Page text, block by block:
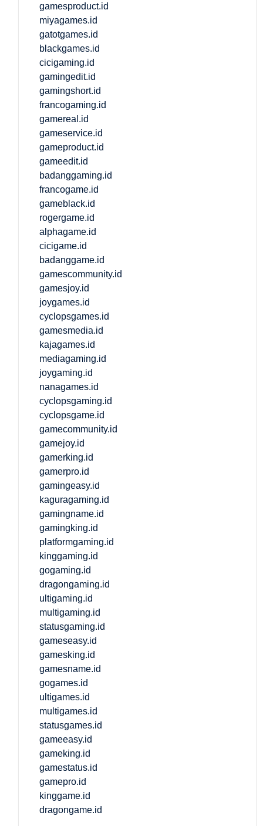
gamesproduct.id
miyagames.id
gatotgames.id
blackgames.id
cicigaming.id
gamingedit.id
gamingshort.id
francogaming.id
gamereal.id
gameservice.id
gameproduct.id
gameedit.id
badanggaming.id
francogame.id
gameblack.id
rogergame.id
alphagame.id
cicigame.id
badanggame.id
gamescommunity.id
gamesjoy.id
joygames.id
cyclopsgames.id
gamesmedia.id
kajagames.id
mediagaming.id
joygaming.id
nanagames.id
cyclopsgaming.id
cyclopsgame.id
gamecommunity.id
gamejoy.id
gamerking.id
gamerpro.id
gamingeasy.id
kaguragaming.id
gamingname.id
gamingking.id
platformgaming.id
kinggaming.id
gogaming.id
dragongaming.id
ultigaming.id
multigaming.id
statusgaming.id
gameseasy.id
gamesking.id
gamesname.id
gogames.id
ultigames.id
multigames.id
statusgames.id
gameeasy.id
gameking.id
gamestatus.id
gamepro.id
kinggame.id
dragongame.id